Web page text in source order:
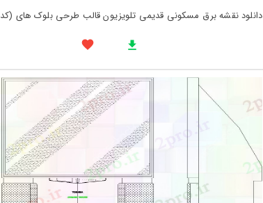
دانلود نقشه برق مسکونی قدیمی تلویزیون قالب طرحی بلوک های (کد151949)